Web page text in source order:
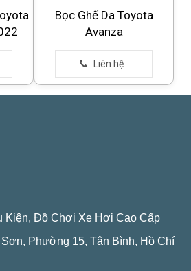
Bọc Ghế Da Toyota
Avanza
Kiện, Đồ Chơi Xe Hơi Cao Cấp
Sơn, Phường 15, Tân Bình, Hồ Chí